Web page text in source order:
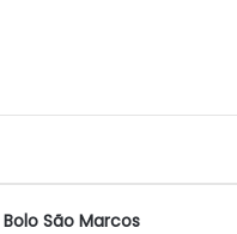
Bolo São Marcos